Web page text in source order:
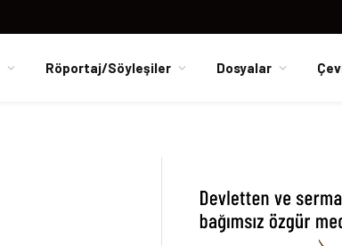
Röportaj/Söyleşiler Dosyalar